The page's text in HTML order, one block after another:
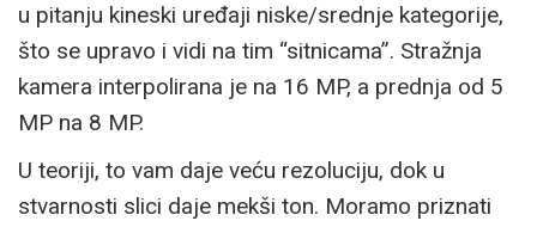
u pitanju kineski uređaji niske/srednje kategorije,
što se upravo i vidi na tim “sitnicama”. Stražnja
kamera interpolirana je na 16 MP, a prednja od 5
MP na 8 MP.
U teoriji, to vam daje veću rezoluciju, dok u
stvarnosti slici daje mekši ton. Moramo priznati